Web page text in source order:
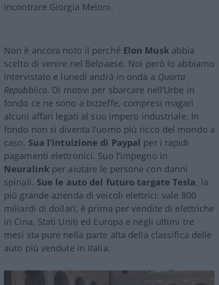
incontrare Giorgia Meloni.
Non è ancora noto il perché Elon Muskabbia
scelto di venire nel Belpaese. Noi però lo abbiamo
intervistato e lunedì andrà in onda a Quarta
Repubblica. Di motivi per sbarcare nell’Urbe in
fondo ce ne sono a bizzeffe, compresi magari
alcuni affari legati al suo impero industriale. In
fondo non si diventa l’uomo più ricco del mondo a
caso. Sua l’intuizione di Paypal per i rapidi
pagamenti elettronici. Suo l’impegno in
Neuralinkper aiutare le persone con danni
spinali. Sue le auto del futuro targate Tesla, la
più grande azienda di veicoli elettrici: vale 800
miliardi di dollari, è prima per vendite di elettriche
in Cina, Stati Uniti ed Europa e negli ultimi tre
mesi sta pure nella parte alta della classifica delle
auto più vendute in Italia.